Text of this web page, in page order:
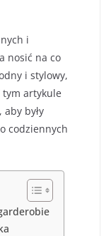
i
nosić na co
i stylowy,
artykule
były
codziennych